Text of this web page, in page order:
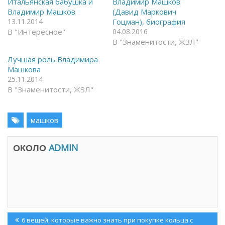
F
a
c
e
b
(
О
т
к
р
ы
я
в
о
я
в
l
a
m
к
е
т
с
я
в
е
)
Владимир Машков
13.11.2014
В "Интересное"
(Давид Маркович
Гоцман), биография
04.08.2016
В "Знаменитости, ЖЗЛ"
Лучшая роль Владимира
Машкова
25.11.2014
В "Знаменитости, ЖЗЛ"
машков
ОКОЛО ADMIN
Навигация
Previous
6 вещей, которые важно знать при покупке кольца с